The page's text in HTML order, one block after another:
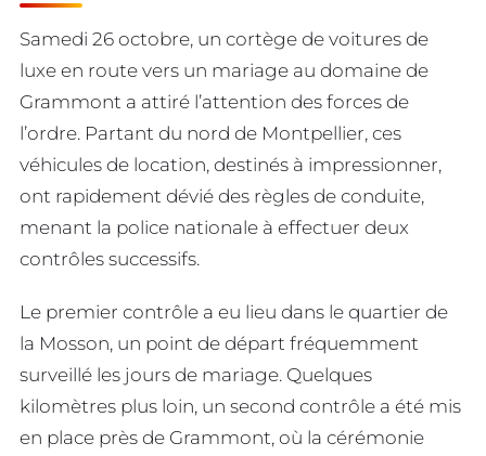
Samedi 26 octobre, un cortège de voitures de
luxe en route vers un mariage au domaine de
Grammont a attiré l’attention des forces de
l’ordre. Partant du nord de Montpellier, ces
véhicules de location, destinés à impressionner,
ont rapidement dévié des règles de conduite,
menant la police nationale à effectuer deux
contrôles successifs.
Le premier contrôle a eu lieu dans le quartier de
la Mosson, un point de départ fréquemment
surveillé les jours de mariage. Quelques
kilomètres plus loin, un second contrôle a été mis
en place près de Grammont, où la cérémonie